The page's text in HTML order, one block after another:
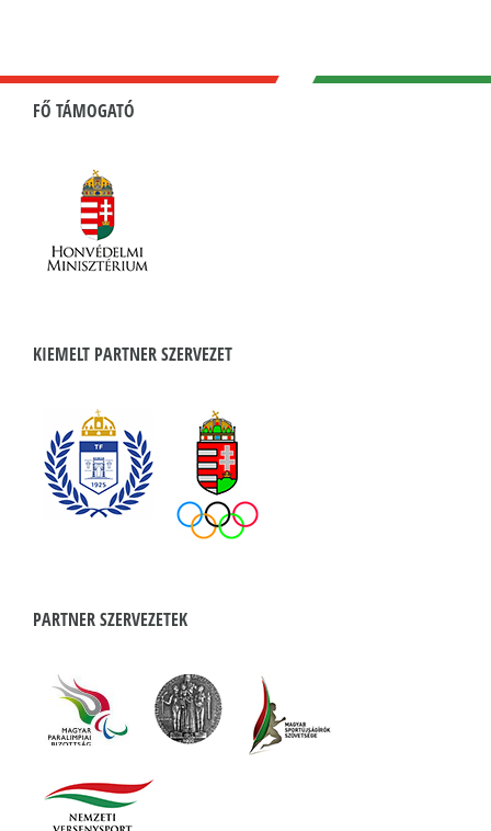
FŐ TÁMOGATÓ
KIEMELT PARTNER SZERVEZET
PARTNER SZERVEZETEK